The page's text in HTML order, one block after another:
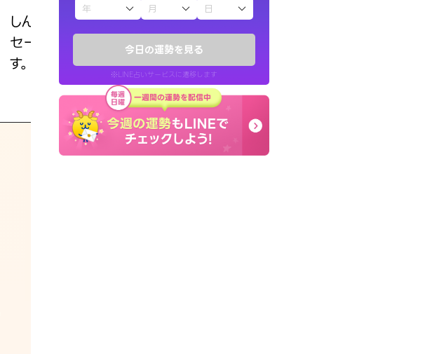
今日の運勢を見る
※LINE占いサービスに遷移します
えもじの子（占）12星座占い
お知らせ
しんどくなってましたが、先生のメッ
セージを読み返してお守りにしてま
す。
40代 女性